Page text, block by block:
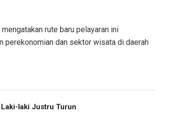
rute baru pelayaran ini
perekonomian dan sektor wisata di daerah
laki Justru Turun